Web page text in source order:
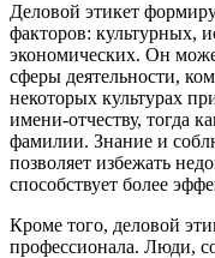
Деловой этикет
факторов: культурных,
экономических. Он
сферы деятельности,
некоторых культурах
имени-отчеству, тогда
фамилии. Знание и
позволяет избежать
способствует более
Кроме того, деловой
профессионала. Люди,